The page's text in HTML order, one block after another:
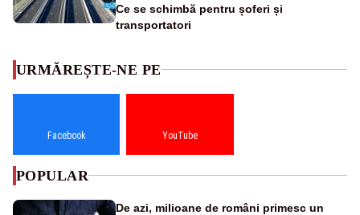
Ce se schimbă pentru șoferi și
transportatori
URMĂREȘTE-NE PE
Facebook YouTube
POPULAR
De azi, milioane de români primesc un